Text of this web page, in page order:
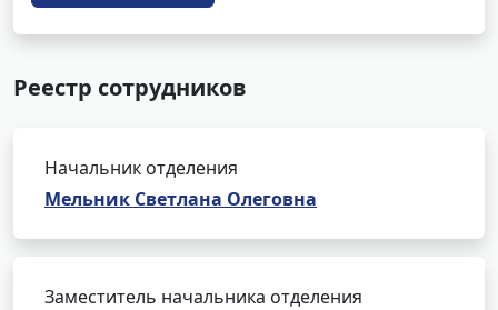
Реестр сотрудников
Начальник отделения
Мельник Светлана Олеговна
Заместитель начальника отделения